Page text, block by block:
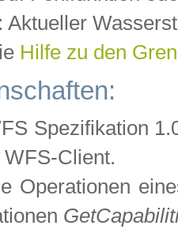
Aktueller
Hilfe zu den
Spezifikation
Client.
Operationen